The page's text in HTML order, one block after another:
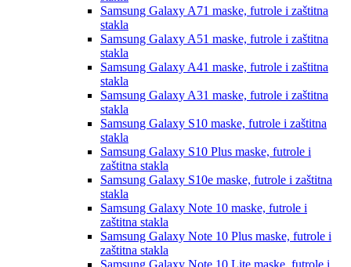
Samsung Galaxy A71 maske, futrole i zaštitna
stakla
Samsung Galaxy A51 maske, futrole i zaštitna
stakla
Samsung Galaxy A41 maske, futrole i zaštitna
stakla
Samsung Galaxy A31 maske, futrole i zaštitna
stakla
Samsung Galaxy S10 maske, futrole i zaštitna
stakla
Samsung Galaxy S10 Plus maske, futrole i
zaštitna stakla
Samsung Galaxy S10e maske, futrole i zaštitna
stakla
Samsung Galaxy Note 10 maske, futrole i
zaštitna stakla
Samsung Galaxy Note 10 Plus maske, futrole i
zaštitna stakla
Samsung Galaxy Note 10 Lite maske, futrole i